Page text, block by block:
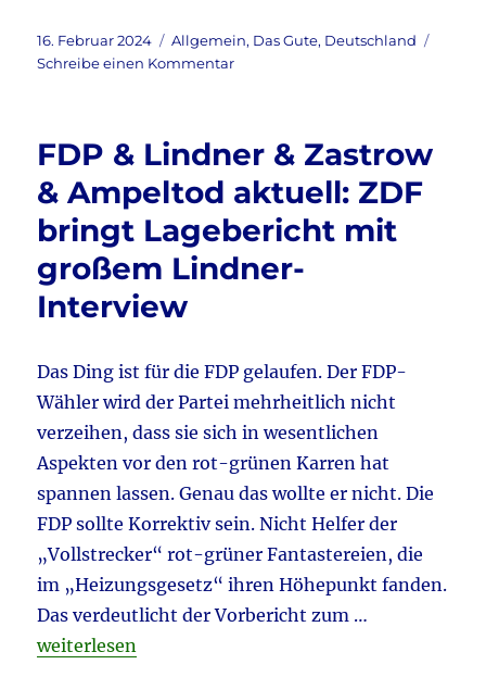
c
e
o
o
k
it
te
ai
l
le
n
Veröffentlicht
am
16. Februar 2024 Kategorien
Allgemein, Das Gute, Deutschland
Schreibe einen Kommentarzu
&
Faeser
&
Haldenwang
&
Ampeltod
Busch?
FDP & Lindner & Zastrow
& Ampeltod aktuell: ZDF
bringt Lagebericht mit
großem Lindner-
Interview
Das Ding ist für die FDP gelaufen. Der FDP-
Wähler wird der Partei mehrheitlich nicht
verzeihen, dass sie sich in wesentlichen
Aspekten vor den rot-grünen Karren hat
spannen lassen. Genau das wollte er nicht. Die
FDP sollte Korrektiv sein. Nicht Helfer der
„Vollstrecker“ rot-grüner Fantastereien, die
im „Heizungsgesetz“ ihren Höhepunkt fanden.
Das verdeutlicht der Vorbericht zum …
„FDP & Lindner & Zastrow & Ampeltod aktuell:
weiterlesen